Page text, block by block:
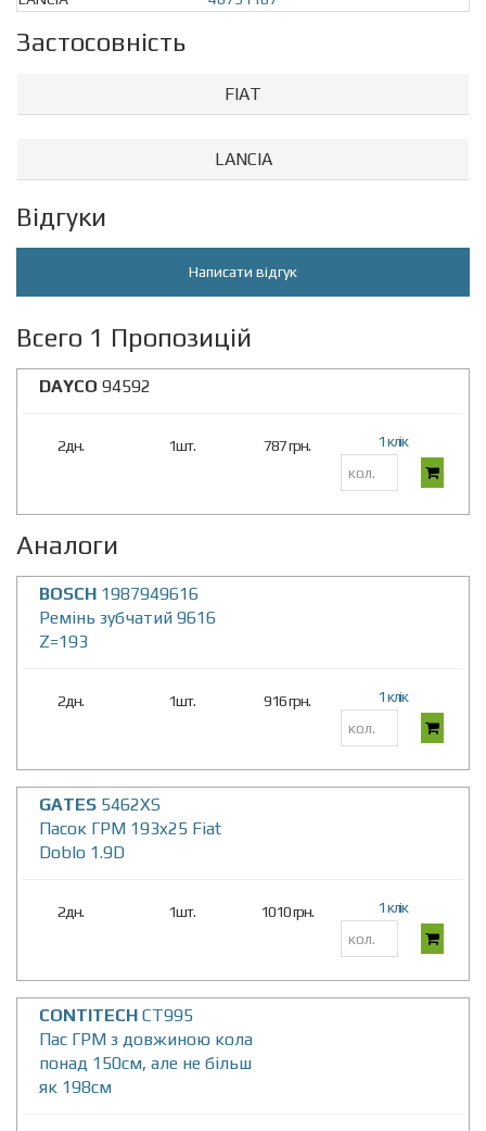
Застосовність
FIAT
LANCIA
Відгуки
Написати відгук
Всего 1 Пропозицій
DAYCO 94592
2дн. 1шт. 787 грн. 1 клік
Аналоги
BOSCH 1987949616
Ремінь зубчатий 9616
Z=193
2дн. 1шт. 916 грн. 1 клік
GATES 5462XS
Пасок ГРМ 193x25 Fiat
Doblo 1.9D
2дн. 1шт. 1010 грн. 1 клік
CONTITECH CT995
Пас ГРМ з довжиною кола
понад 150см, але не більш
як 198см